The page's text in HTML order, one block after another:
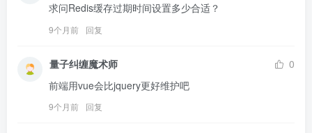
求问Redis缓存过期时间设置多少合适？
9个月前 回复
量子纠缠魔术师
0
前端用vue会比jquery更好维护吧
9个月前 回复